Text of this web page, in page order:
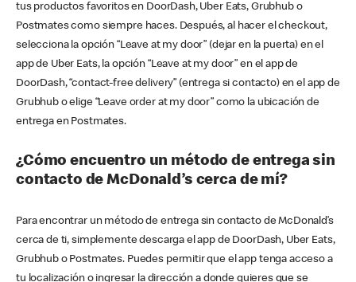
tus productos favoritos en DoorDash, Uber Eats, Grubhub o
Postmates como siempre haces. Después, al hacer el checkout,
selecciona la opción “Leave at my door” (dejar en la puerta) en el
app de Uber Eats, la opción “Leave at my door” en el app de
DoorDash, “contact-free delivery” (entrega si contacto) en el app de
Grubhub o elige “Leave order at my door” como la ubicación de
entrega en Postmates.
¿Cómo encuentro un método de entrega sin
contacto de McDonald’s cerca de mí?
Para encontrar un método de entrega sin contacto de McDonald’s
cerca de ti, simplemente descarga el app de DoorDash, Uber Eats,
Grubhub o Postmates. Puedes permitir que el app tenga acceso a
tu localización o ingresar la dirección a donde quieres que se